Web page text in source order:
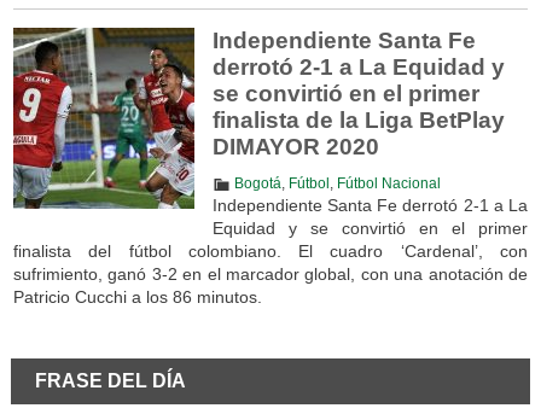
Independiente Santa Fe
derrotó 2-1 a La Equidad y
se convirtió en el primer
finalista de la Liga BetPlay
DIMAYOR 2020
Bogotá Fútbol Fútbol Nacional
Independiente Santa Fe derrotó 2-1 a La
Equidad y se convirtió en el primer
finalista del fútbol colombiano. El cuadro ‘Cardenal’, con
sufrimiento, ganó 3-2 en el marcador global, con una anotación de
Patricio Cucchi a los 86 minutos.
FRASE DEL DÍA